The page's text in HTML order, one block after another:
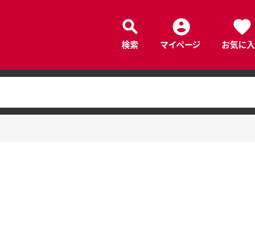
検索 マイページ お気に